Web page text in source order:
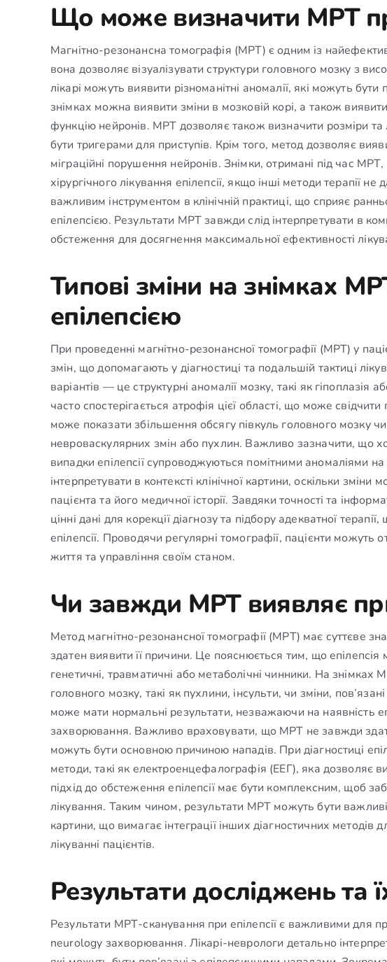
Що може визначити МРТ
Магнітно-резонансна томографія (МРТ) є одним із
вона дозволяє візуалізувати структури головного мозку з
лікарі можуть виявити різноманітні аномалії, які можуть
знімках можна виявити зміни в мозковій корі, а також
функцію нейронів. МРТ дозволяє також визначити розміри
бути тригерами для приступів. Крім того, метод дозволяє
міграційні порушення нейронів. Знімки, отримані під час
хірургічного лікування епілепсії, якщо інші методи терапії
важливим інструментом в клінічній практиці, що сприяє
епілепсією. Результати МРТ завжди слід інтерпретувати в
обстеження для досягнення максимальної ефективності
Типові зміни на знімках
епілепсією
При проведенні магнітно-резонансної томографії (МРТ) у
змін, що допомагають у діагностиці та подальшій тактиці
варіантів — це структурні аномалії мозку, такі як гіпоплазія
часто спостерігається атрофія цієї області, що може
може показати збільшення обсягу півкуль головного мозку
невроваскулярних змін або пухлин. Важливо зазначити, що
випадки епілепсії супроводжуються помітними аномаліями
інтерпретувати в контексті клінічної картини, оскільки
пацієнта та його медичної історії. Завдяки точності та
цінні дані для корекції діагнозу та підбору адекватної
епілепсії. Проводячи регулярні томографії, пацієнти
життя та управління своїм станом.
Чи завжди МРТ виявляє
Метод магнітно-резонансної томографії (МРТ) має суттєве
здатен виявити її причини. Це пояснюється тим, що
генетичні, травматичні або метаболічні чинники. На знімках
головного мозку, такі як пухлини, інсульти, чи зміни,
може мати нормальні результати, незважаючи на наявність
захворювання. Важливо враховувати, що МРТ не завжди
можуть бути основною причиною нападів. При діагностиці
методи, такі як електроенцефалографія (ЕЕГ), яка дозволяє
підхід до обстеження епілепсії має бути комплексним, щоб
лікування. Таким чином, результати МРТ можуть бути
картини, що вимагає інтеграції інших діагностичних
лікуванні пацієнтів.
Результати досліджень та
Результати МРТ-сканування при епілепсії є важливими для
neurology захворювання. Лікарі-неврологи детально